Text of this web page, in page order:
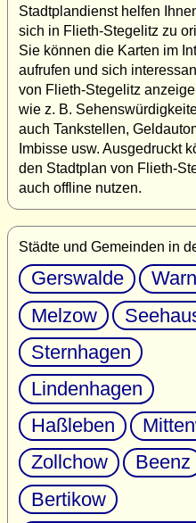
Stadtplandienst helfen
sich in Flieth-Stegelitz zu
Sie können die Karten im
aufrufen und sich
von Flieth-Stegelitz
wie z. B.
auch Tankstellen,
Imbisse usw. Ausgedruckt
den Stadtplan von Flieth-
auch offline nutzen.
Städte und Gemeinden in
Gerswalde
Melzow
Sternhagen
Lindenhagen
Haßleben
Zollchow
Beenz
Bertikow